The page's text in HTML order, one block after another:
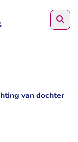
van dochter